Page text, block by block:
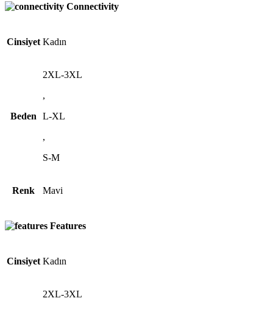
Connectivity
Cinsiyet Kadın
Beden
2XL-3XL
,
L-XL
,
S-M
Renk Mavi
Features
Cinsiyet Kadın
2XL-3XL